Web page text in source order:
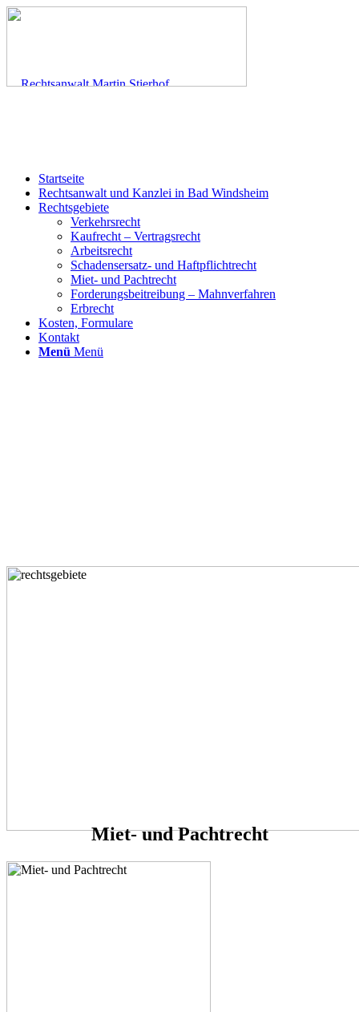
Startseite
Rechtsanwalt und Kanzlei in Bad Windsheim
Rechtsgebiete
Verkehrsrecht
Kaufrecht – Vertragsrecht
Arbeitsrecht
Schadensersatz- und Haftpflichtrecht
Miet- und Pachtrecht
Forderungsbeitreibung – Mahnverfahren
Erbrecht
Kosten, Formulare
Kontakt
Menü Menü
Miet- und Pachtrecht